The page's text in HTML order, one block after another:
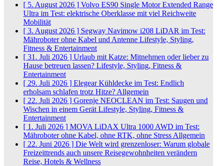
[ 5. August 2026 ] Volvo ES90 Single Motor Extended Range
Ultra im Test: elektrische Oberklasse mit viel Reichweite
Mobilität
[ 3. August 2026 ] Segway Navimow i208 LiDAR im Test:
Mähroboter ohne Kabel und Antenne Lifestyle, Styling,
Fitness & Entertainment
[ 31. Juli 2026 ] Urlaub mit Katze: Mitnehmen oder lieber zu
Hause betreuen lassen? Lifestyle, Styling, Fitness &
Entertainment
[ 29. Juli 2026 ] Elegear Kühldecke im Test: Endlich
erholsam schlafen trotz Hitze? Allgemein
[ 22. Juli 2026 ] Gorenje NEOCLEAN im Test: Saugen und
Wischen in einem Gerät Lifestyle, Styling, Fitness &
Entertainment
[ 1. Juli 2026 ] MOVA LiDAX Ultra 1000 AWD im Test:
Mähroboter ohne Kabel, ohne RTK, ohne Stress Allgemein
[ 22. Juni 2026 ] Die Welt wird grenzenloser: Warum globale
Freizeittrends auch unsere Reisegewohnheiten verändern
Reise, Hotels & Wellness